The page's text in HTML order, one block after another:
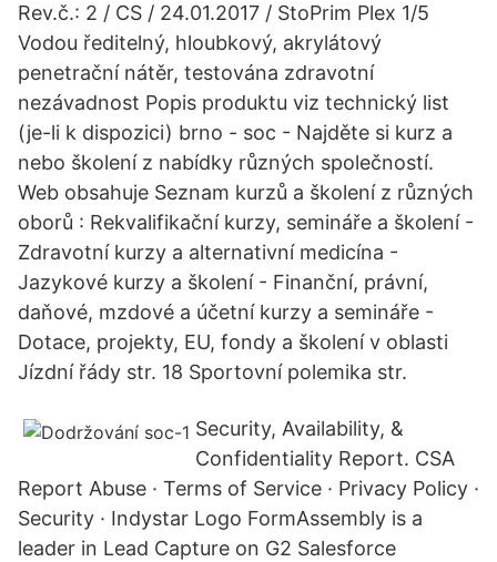
Rev.č.: 2 / CS / 24.01.2017 / StoPrim Plex 1/5
Vodou ředitelný, hloubkový, akrylátový
penetrační nátěr, testována zdravotní
nezávadnost Popis produktu viz technický list
(je-li k dispozici) brno - soc - Najděte si kurz a
nebo školení z nabídky různých společností.
Web obsahuje Seznam kurzů a školení z různých
oborů : Rekvalifikační kurzy, semináře a školení -
Zdravotní kurzy a alternativní medicína -
Jazykové kurzy a školení - Finanční, právní,
daňové, mzdové a účetní kurzy a semináře -
Dotace, projekty, EU, fondy a školení v oblasti
Jízdní řády str. 18 Sportovní polemika str.
Security, Availability, &
Confidentiality Report. CSA
Report Abuse · Terms of Service · Privacy Policy ·
Security · Indystar Logo FormAssembly is a
leader in Lead Capture on G2 Salesforce